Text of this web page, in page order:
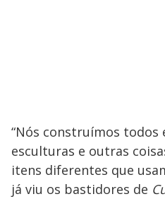
“Nós construímos todos
esculturas e outras
itens diferentes que
já viu os bastidores de